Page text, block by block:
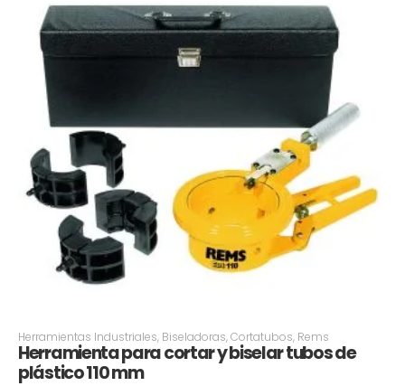
Herramientas Industriales, Biseladoras,Cortatubos, Rems
Herramienta para cortar y biselar tubos de
plástico 110 mm